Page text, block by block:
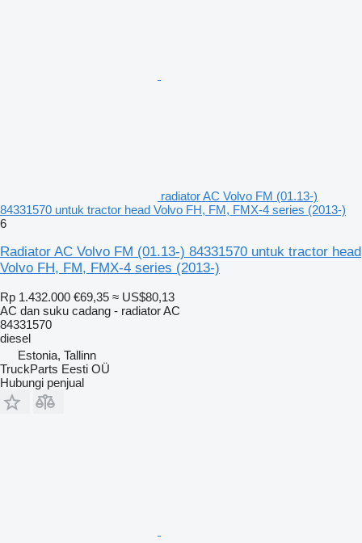
radiator AC Volvo FM (01.13-)
84331570 untuk tractor head Volvo FH, FM, FMX-4 series (2013-)
6
Radiator AC Volvo FM (01.13-) 84331570 untuk tractor head
Volvo FH, FM, FMX-4 series (2013-)
Rp 1.432.000 €69,35 ≈ US$80,13
AC dan suku cadang - radiator AC
84331570
diesel
Estonia, Tallinn
TruckParts Eesti OÜ
Hubungi penjual